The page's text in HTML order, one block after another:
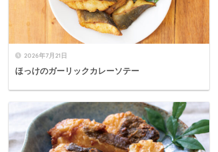
2026年7月21日
ほっけのガーリックカレーソテー